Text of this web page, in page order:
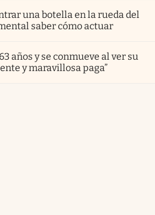
una botella en la rueda del
saber cómo actuar
años y se conmueve al ver su
y maravillosa paga”